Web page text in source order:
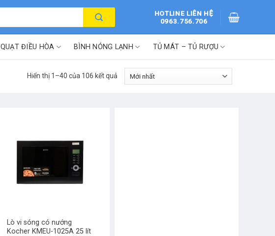
HOTLINE LIÊN HỆ
0963.756.706
QUẠT ĐIỀU HÒA BÌNH NÓNG LẠNH TỦ MÁT – TỦ RƯỢU
Hiển thị 1–40 của 106 kết quả
Lò vi sóng có nướng
Kocher KMEU-1025A 25 lít